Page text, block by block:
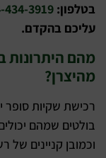
בטלפון: 434-3919
עליכם בהקדם.
מהם היתרונות
מהיצרן?
רכישת שקיות סופר
בולטים שמהם
וכמובן קניינים של